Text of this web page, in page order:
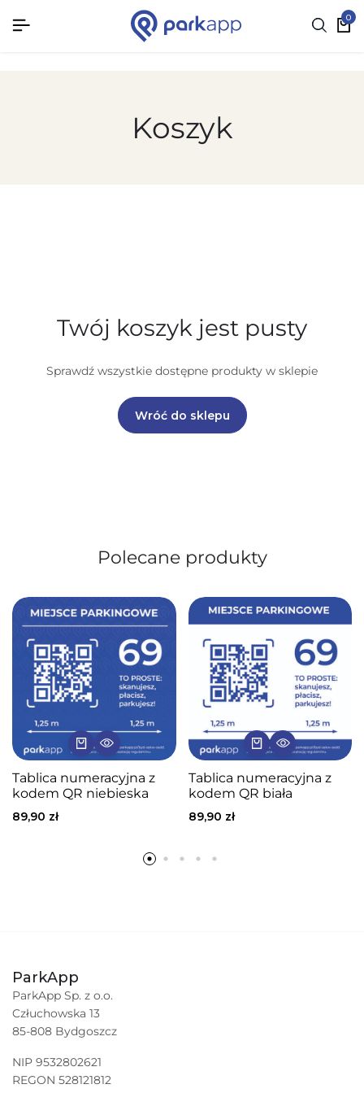
0
Koszyk
Twój koszyk jest pusty
Sprawdź wszystkie dostępne produkty w sklepie
Wróć do sklepu
Polecane produkty
Tablica numeracyjna z
kodem QR niebieska
89,90 zł
Tablica numeracyjna z
kodem QR biała
89,90 zł
ParkApp
ParkApp Sp. z o.o.
Człuchowska 13
85-808 Bydgoszcz
NIP 9532802621
REGON 528121812